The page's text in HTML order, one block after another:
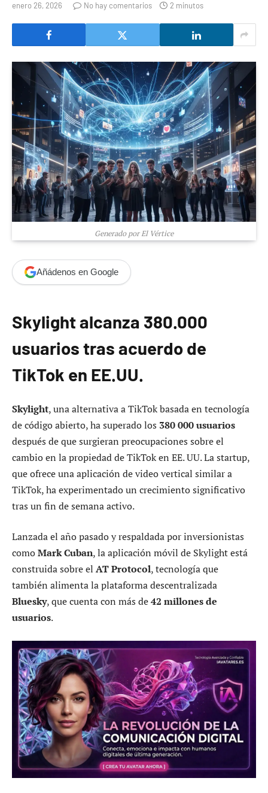
enero 26, 2026 No hay comentarios 2 minutos
Generado por El Vértice
Añádenos en Google
Skylight alcanza 380.000
usuarios tras acuerdo de
TikTok en EE.UU.
Skylight, una alternativa a TikTok basada en tecnología
de código abierto, ha superado los 380 000 usuarios
después de que surgieran preocupaciones sobre el
cambio en la propiedad de TikTok en EE. UU. La startup,
que ofrece una aplicación de video vertical similar a
TikTok, ha experimentado un crecimiento significativo
tras un fin de semana activo.
Lanzada el año pasado y respaldada por inversionistas
comoMark Cuban, la aplicación móvil de Skylight está
construida sobre el AT Protocol, tecnología que
también alimenta la plataforma descentralizada
Bluesky, que cuenta con más de42 millones de
usuarios.